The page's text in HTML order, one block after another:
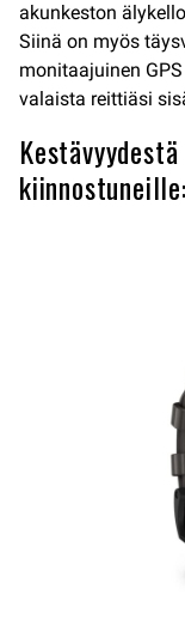
akunkeston
Siinä on myös
monitaajuinen
valaista reittiäsi
kiinnostuneille: